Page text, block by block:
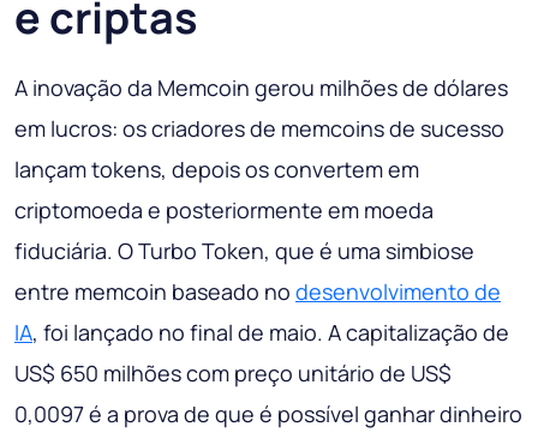
e criptas
A inovação da Memcoin gerou milhões de dólares
em lucros: os criadores de memcoins de sucesso
lançam tokens, depois os convertem em
criptomoeda e posteriormente em moeda
fiduciária. O Turbo Token, que é uma simbiose
entre memcoin baseado no desenvolvimento de
IA, foi lançado no final de maio. A capitalização de
US$ 650 milhões com preço unitário de US$
0,0097 é a prova de que é possível ganhar dinheiro